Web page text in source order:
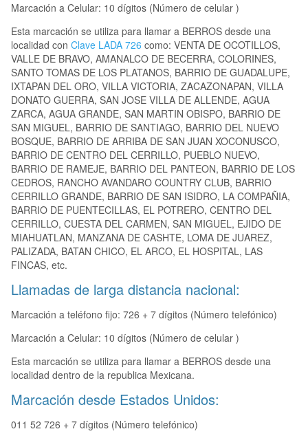
Marcación a Celular: 10 dígitos (Número de celular )
Esta marcación se utiliza para llamar a BERROS desde una
localidad con Clave LADA 726 como: VENTA DE OCOTILLOS,
VALLE DE BRAVO, AMANALCO DE BECERRA, COLORINES,
SANTO TOMAS DE LOS PLATANOS, BARRIO DE GUADALUPE,
IXTAPAN DEL ORO, VILLA VICTORIA, ZACAZONAPAN, VILLA
DONATO GUERRA, SAN JOSE VILLA DE ALLENDE, AGUA
ZARCA, AGUA GRANDE, SAN MARTIN OBISPO, BARRIO DE
SAN MIGUEL, BARRIO DE SANTIAGO, BARRIO DEL NUEVO
BOSQUE, BARRIO DE ARRIBA DE SAN JUAN XOCONUSCO,
BARRIO DE CENTRO DEL CERRILLO, PUEBLO NUEVO,
BARRIO DE RAMEJE, BARRIO DEL PANTEON, BARRIO DE LOS
CEDROS, RANCHO AVANDARO COUNTRY CLUB, BARRIO
CERRILLO GRANDE, BARRIO DE SAN ISIDRO, LA COMPAÑIA,
BARRIO DE PUENTECILLAS, EL POTRERO, CENTRO DEL
CERRILLO, CUESTA DEL CARMEN, SAN MIGUEL, EJIDO DE
MIAHUATLAN, MANZANA DE CASHTE, LOMA DE JUAREZ,
PALIZADA, BATAN CHICO, EL ARCO, EL HOSPITAL, LAS
FINCAS, etc.
Llamadas de larga distancia nacional:
Marcación a teléfono fijo: 726 + 7 dígitos (Número telefónico)
Marcación a Celular: 10 dígitos (Número de celular )
Esta marcación se utiliza para llamar a BERROS desde una
localidad dentro de la republica Mexicana.
Marcación desde Estados Unidos:
011 52 726 + 7 dígitos (Número telefónico)